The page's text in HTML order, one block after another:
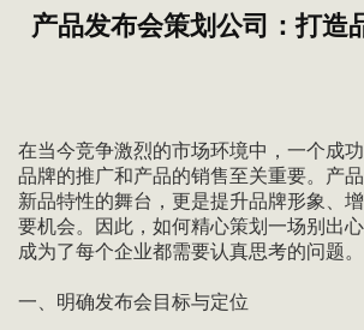
产品发布会策划公司：打造
在当今竞争激烈的市场环境中，一个成
品牌的推广和产品的销售至关重要。产
新品特性的舞台，更是提升品牌形象、
要机会。因此，如何精心策划一场别出
成为了每个企业都需要认真思考的问题。
一、明确发布会目标与定位